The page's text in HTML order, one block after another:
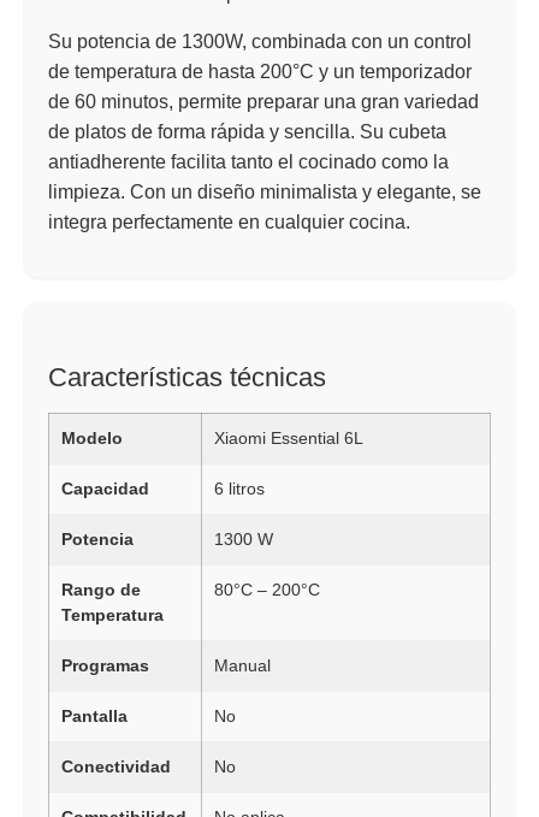
Su potencia de 1300W, combinada con un control
de temperatura de hasta 200°C y un temporizador
de 60 minutos, permite preparar una gran variedad
de platos de forma rápida y sencilla. Su cubeta
antiadherente facilita tanto el cocinado como la
limpieza. Con un diseño minimalista y elegante, se
integra perfectamente en cualquier cocina.
Características técnicas
Modelo Xiaomi Essential 6L
Capacidad 6 litros
Potencia 1300 W
Rango de
Temperatura
80°C – 200°C
Programas Manual
Pantalla No
Conectividad No